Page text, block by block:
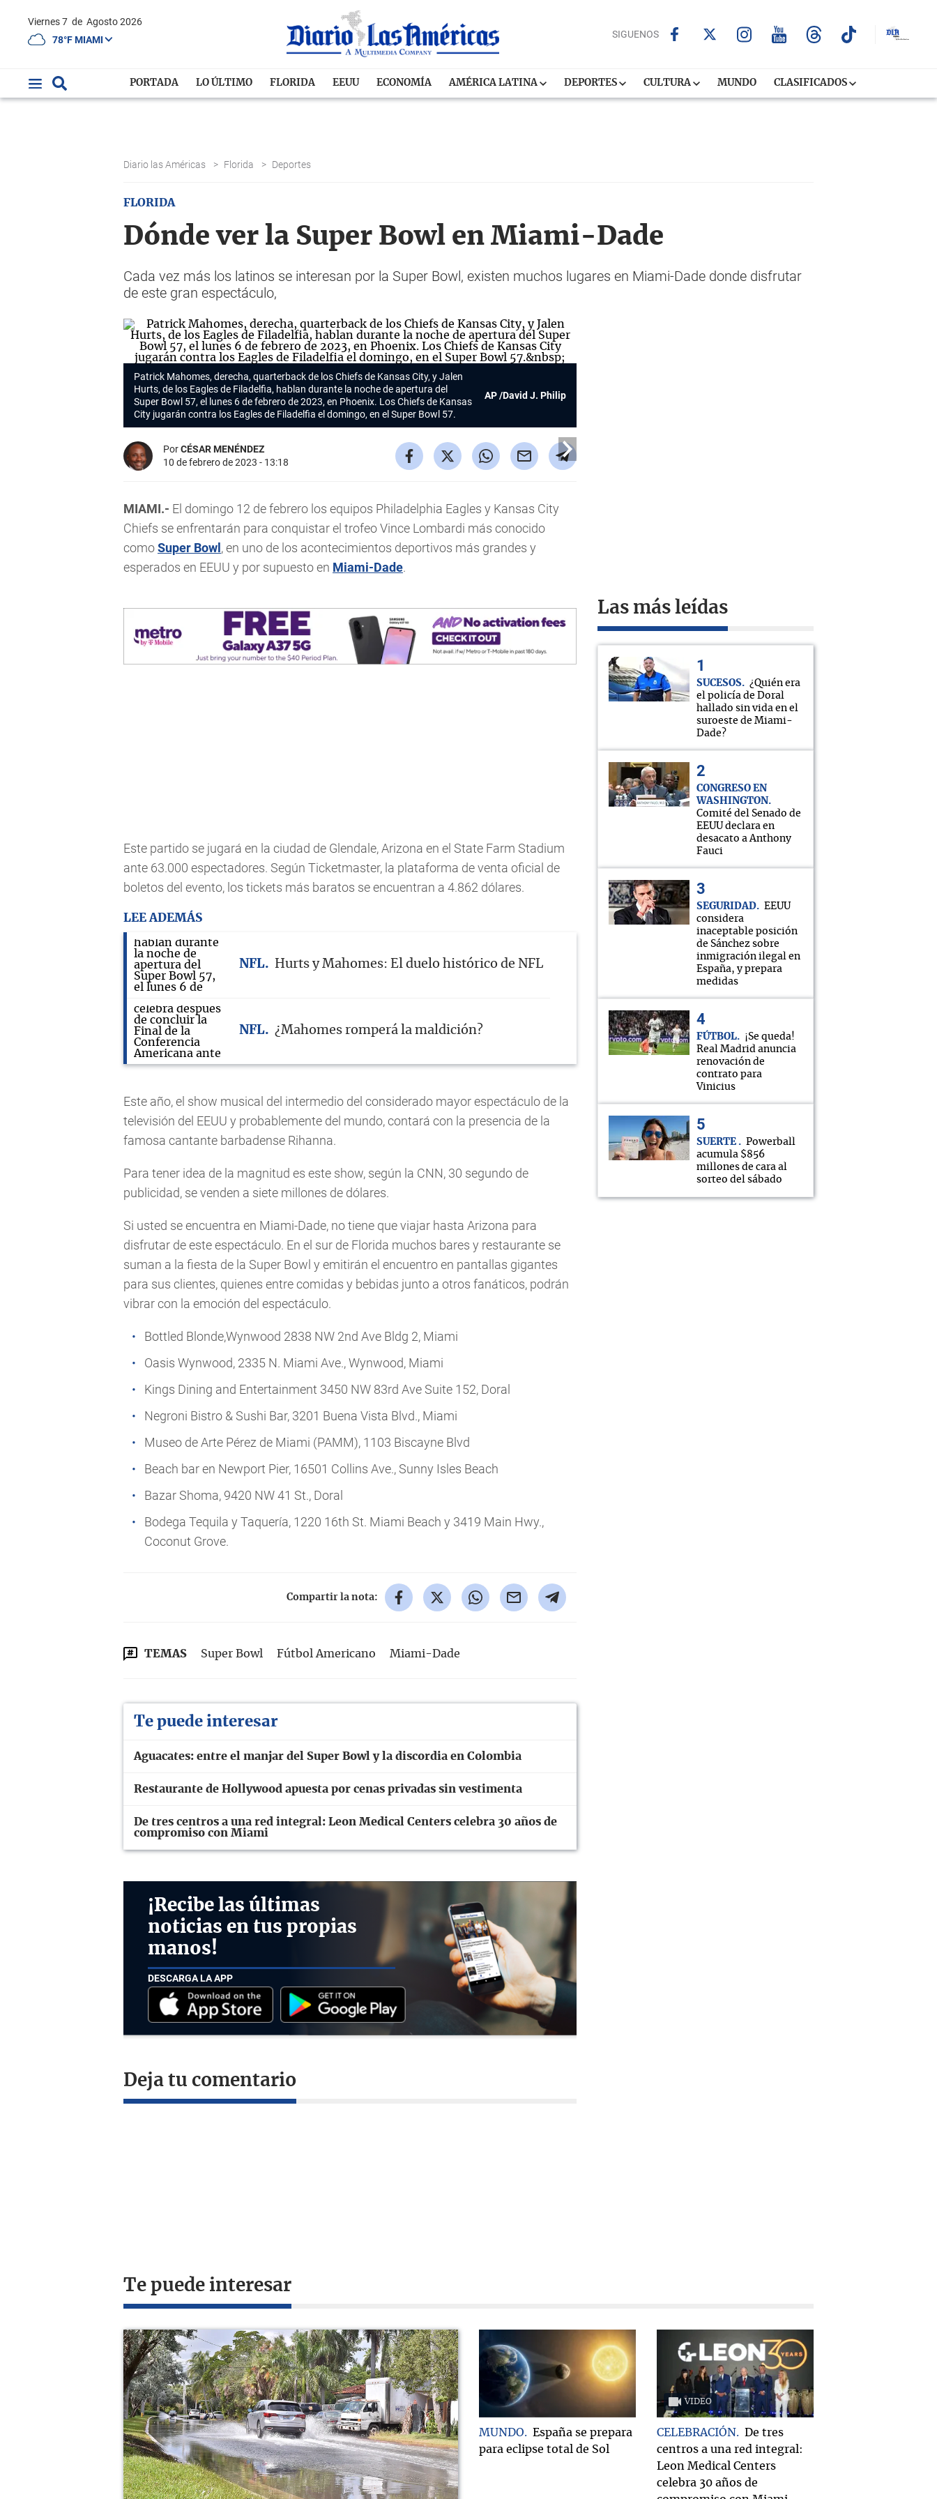
Viernes 7 de Agosto 2026
78°F MIAMI
SIGUENOS
PORTADA LO ÚLTIMO FLORIDA EEUU ECONOMÍA AMÉRICA LATINA DEPORTES CULTURA MUNDO CLASIFICADOS
Diario las Américas > Florida > Deportes
FLORIDA
Dónde ver la Super Bowl en Miami-Dade
Cada vez más los latinos se interesan por la Super Bowl, existen muchos lugares en Miami-Dade donde disfrutar
de este gran espectáculo,
Patrick Mahomes, derecha, quarterback de los Chiefs de Kansas City, y Jalen
Hurts, de los Eagles de Filadelfia, hablan durante la noche de apertura del
Super Bowl 57, el lunes 6 de febrero de 2023, en Phoenix. Los Chiefs de Kansas
City jugarán contra los Eagles de Filadelfia el domingo, en el Super Bowl 57.
AP /David J. Philip
PorCÉSAR MENÉNDEZ
10 de febrero de 2023 - 13:18
MIAMI.- El domingo 12 de febrero los equipos Philadelphia Eagles y Kansas City
Chiefs se enfrentarán para conquistar el trofeo Vince Lombardi más conocido
comoSuper Bowl , en uno de los acontecimientos deportivos más grandes y
esperados en EEUU y por supuesto en Miami-Dade.
Este partido se jugará en la ciudad de Glendale, Arizona en el State Farm Stadium
ante 63.000 espectadores. Según Ticketmaster, la plataforma de venta oficial de
boletos del evento, los tickets más baratos se encuentran a 4.862 dólares.
LEE ADEMÁS
NFL Hurts y Mahomes: El duelo histórico de NFL
NFL ¿Mahomes romperá la maldición?
Este año, el show musical del intermedio del considerado mayor espectáculo de la
televisión del EEUU y probablemente del mundo, contará con la presencia de la
famosa cantante barbadense Rihanna.
Para tener idea de la magnitud es este show, según la CNN, 30 segundo de
publicidad, se venden a siete millones de dólares.
Si usted se encuentra en Miami-Dade, no tiene que viajar hasta Arizona para
disfrutar de este espectáculo. En el sur de Florida muchos bares y restaurante se
suman a la fiesta de la Super Bowl y emitirán el encuentro en pantallas gigantes
para sus clientes, quienes entre comidas y bebidas junto a otros fanáticos, podrán
vibrar con la emoción del espectáculo.
Bottled Blonde,Wynwood 2838 NW 2nd Ave Bldg 2, Miami
Oasis Wynwood, 2335 N. Miami Ave., Wynwood, Miami
Kings Dining and Entertainment 3450 NW 83rd Ave Suite 152, Doral
Negroni Bistro & Sushi Bar, 3201 Buena Vista Blvd., Miami
Museo de Arte Pérez de Miami (PAMM), 1103 Biscayne Blvd
Beach bar en Newport Pier, 16501 Collins Ave., Sunny Isles Beach
Bazar Shoma, 9420 NW 41 St., Doral
Bodega Tequila y Taquería, 1220 16th St. Miami Beach y 3419 Main Hwy.,
Coconut Grove.
Compartir la nota:
TEMAS Super Bowl Fútbol Americano Miami-Dade
Te puede interesar
Aguacates: entre el manjar del Super Bowl y la discordia en Colombia
Restaurante de Hollywood apuesta por cenas privadas sin vestimenta
De tres centros a una red integral: Leon Medical Centers celebra 30 años de
compromiso con Miami
¡Recibe las últimas
noticias en tus propias
manos!
DESCARGA LA APP
Deja tu comentario
Las más leídas
SUCESOS
¿Quién era
el policía de Doral
hallado sin vida en el
suroeste de Miami-
Dade?
CONGRESO EN
WASHINGTON
Comité del Senado de
EEUU declara en
desacato a Anthony
Fauci
SEGURIDAD
EEUU
considera
inaceptable posición
de Sánchez sobre
inmigración ilegal en
España, y prepara
medidas
FÚTBOL
¡Se queda!
Real Madrid anuncia
renovación de
contrato para
Vinicius
SUERTE
Powerball
acumula $856
millones de cara al
sorteo del sábado
Te puede interesar
MUNDO
España se prepara
para eclipse total de Sol
VIDEO
CELEBRACIÓN
De tres
centros a una red integral:
Leon Medical Centers
celebra 30 años de